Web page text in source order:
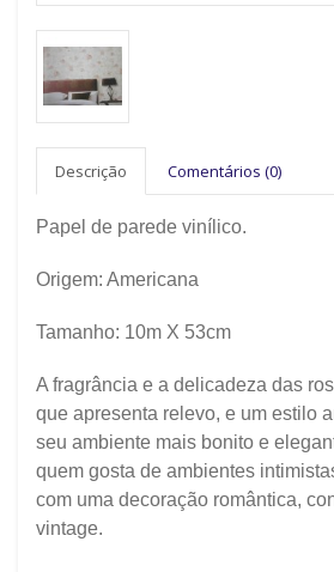
Descrição Comentários (0)
Papel de parede vinílico.
Origem: Americana
Tamanho: 10m X 53cm
A fragrância e a delicadeza das
que apresenta relevo, e um estilo
seu ambiente mais bonito e
quem gosta de ambientes
com uma decoração romântica,
vintage.